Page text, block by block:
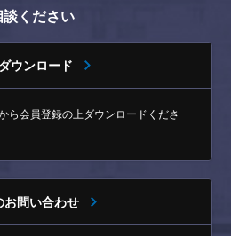
談ください
ウンロード
ら会員登録の上ダウンロードくださ
お問い合わせ